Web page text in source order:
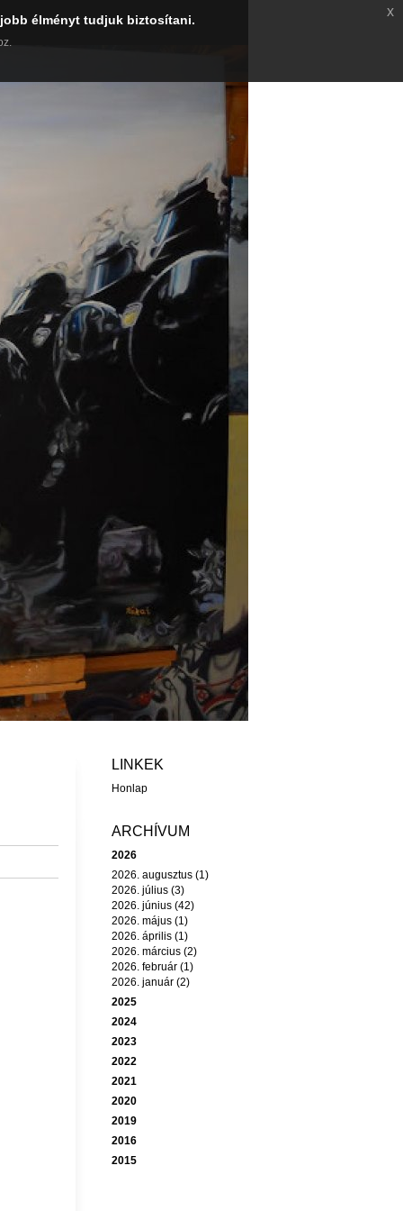
LINKEK
Honlap
ARCHÍVUM
2026
2026. augusztus (1)
2026. július (3)
2026. június (42)
2026. május (1)
2026. április (1)
2026. március (2)
2026. február (1)
2026. január (2)
2025
2024
2023
2022
2021
2020
2019
2016
2015
élményt tudjuk biztosítani.
x